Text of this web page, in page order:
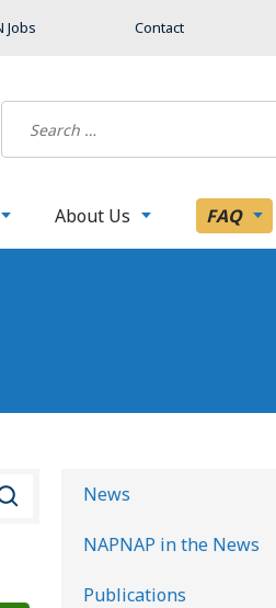
Jobs Contact
About Us FAQ
News
NAPNAP in the News
Publications